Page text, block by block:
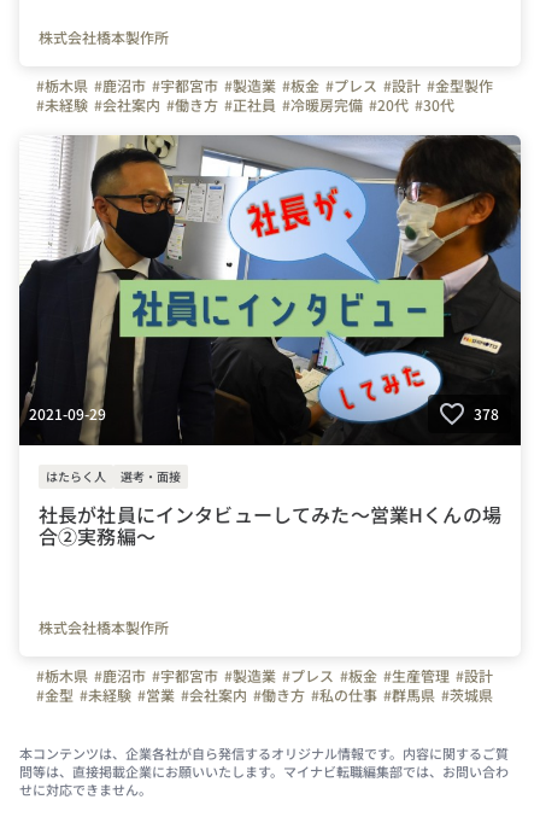
株式会社橋本製作所
#栃木県 #鹿沼市 #宇都宮市 #製造業 #板金 #プレス #設計 #金型製作
#未経験 #会社案内 #働き方 #正社員 #冷暖房完備 #20代 #30代
#WEB面接可 #土曜日面接可 #面接日応相談 #群馬県 #茨城県 #営業
#ZOOM
#Teamas #生産管理 #ビジョン
2021-09-29 378
はたらく人 選考・面接
社長が社員にインタビューしてみた～営業Hくんの場
合②実務編～
株式会社橋本製作所
#栃木県 #鹿沼市 #宇都宮市 #製造業 #プレス #板金 #生産管理 #設計
#金型 #未経験 #営業 #会社案内 #働き方 #私の仕事 #群馬県 #茨城県
#面接日応相談 #土曜日面接可 #インタビュー #はたらく人 #Uターン
#Ｉターン #私の新人時代 #社員紹介 #橋本製作所
本コンテンツは、企業各社が自ら発信するオリジナル情報です。内容に関するご質
問等は、直接掲載企業にお願いいたします。マイナビ転職編集部では、お問い合わ
せに対応できません。